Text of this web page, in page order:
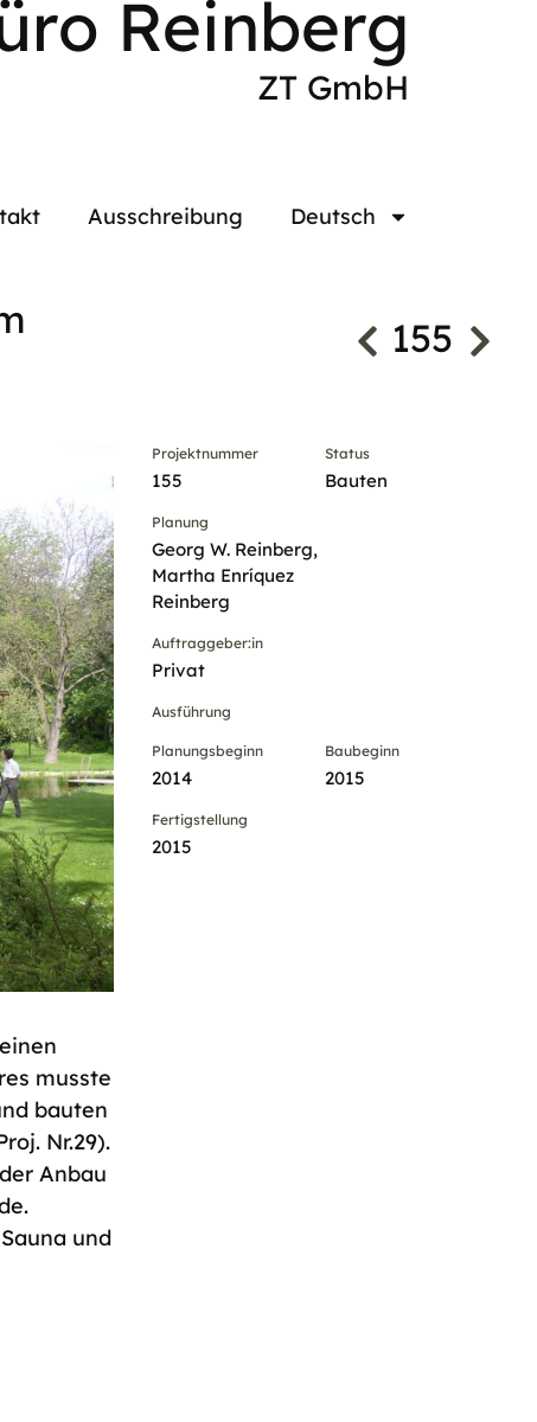
Reinberg
ZT GmbH
Ausschreibung Deutsch
155
musste
bauten
Nr.29).
Anbau
und
Projektnummer
155
Status
Bauten
Planung
Georg W. Reinberg,
Martha Enríquez
Reinberg
Auftraggeber:in
Privat
Ausführung
Planungsbeginn
2014
Baubeginn
2015
Fertigstellung
2015